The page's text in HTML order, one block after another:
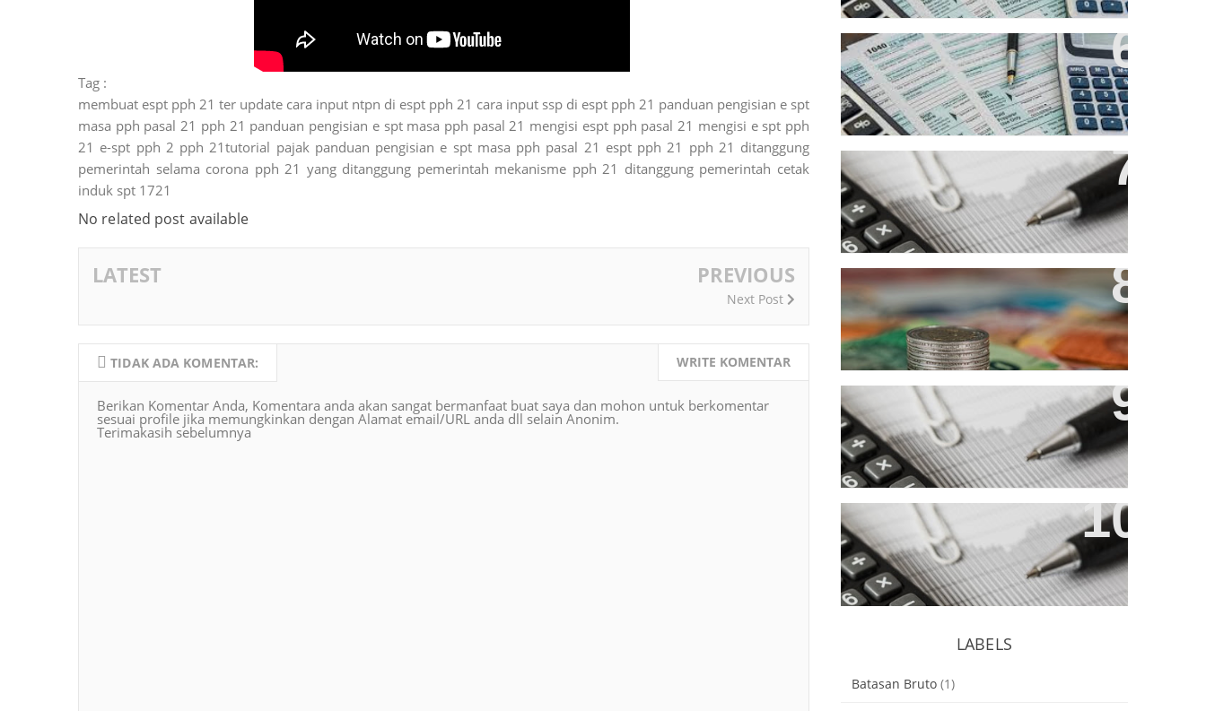
Tag :
membuat espt pph 21 ter update cara input ntpn di espt pph 21 cara input ssp di espt pph 21 panduan pengisian e spt
masa pph pasal 21 pph 21 panduan pengisian e spt masa pph pasal 21 mengisi espt pph pasal 21 mengisi e spt pph
21 e-spt pph 2 pph 21tutorial pajak panduan pengisian e spt masa pph pasal 21 espt pph 21 pph 21 ditanggung
pemerintah selama corona pph 21 yang ditanggung pemerintah mekanisme pph 21 ditanggung pemerintah cetak
induk spt 1721
No related post available
LATEST PREVIOUS
Next Post
TIDAK ADA KOMENTAR: WRITE KOMENTAR
Berikan Komentar Anda, Komentara anda akan sangat bermanfaat buat saya dan mohon untuk berkomentar
sesuai profile jika memungkinkan dengan Alamat email/URL anda dll selain Anonim.
Terimakasih sebelumnya
Mengenal Dasar Pajak Beserta
Fungsinya
(tanpa Judul)
Norma Penghitungan Penghasilan
Neto Wajib Pajak Orang Pribadi
Worksheet Perhitungan PPh Ps 21
Pegawai Tetap 2013
Penegasan Atas Pelaksanaan
Pasal 31E Ayat (1) Tentang
Pengurangan Tarif PPh Sebesar
50% Bagi WP Badan Dengan
Omzet Kurang Dari 50M
LABELS
Batasan Bruto (1)